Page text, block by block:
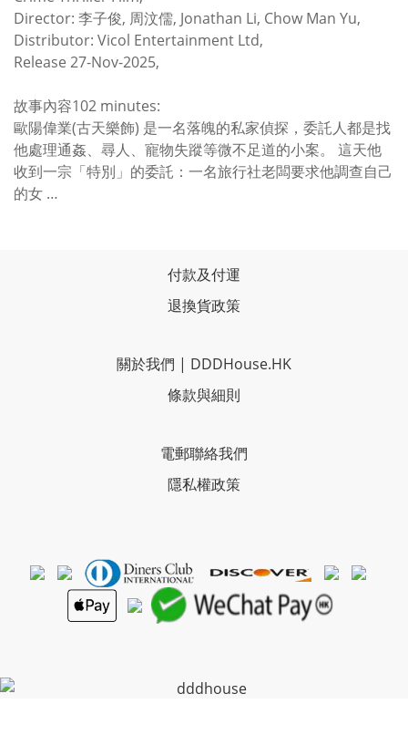
Director: 李子俊, 周汶儒, Jonathan Li, Chow Man Yu,
Distributor: Vicol Entertainment Ltd,
Release 27-Nov-2025,
故事內容102 minutes:
歐陽偉業(古天樂飾) 是一名落魄的私家偵探，委託人都是找
他處理通姦、尋人、寵物失蹤等微不足道的小案。 這天他
收到一宗「特別」的委託：一名旅行社老闆要求他調查自己
的女 …
付款及付運
退換貨政策
關於我們 | DDDHouse.HK
條款與細則
電郵聯絡我們
隱私權政策